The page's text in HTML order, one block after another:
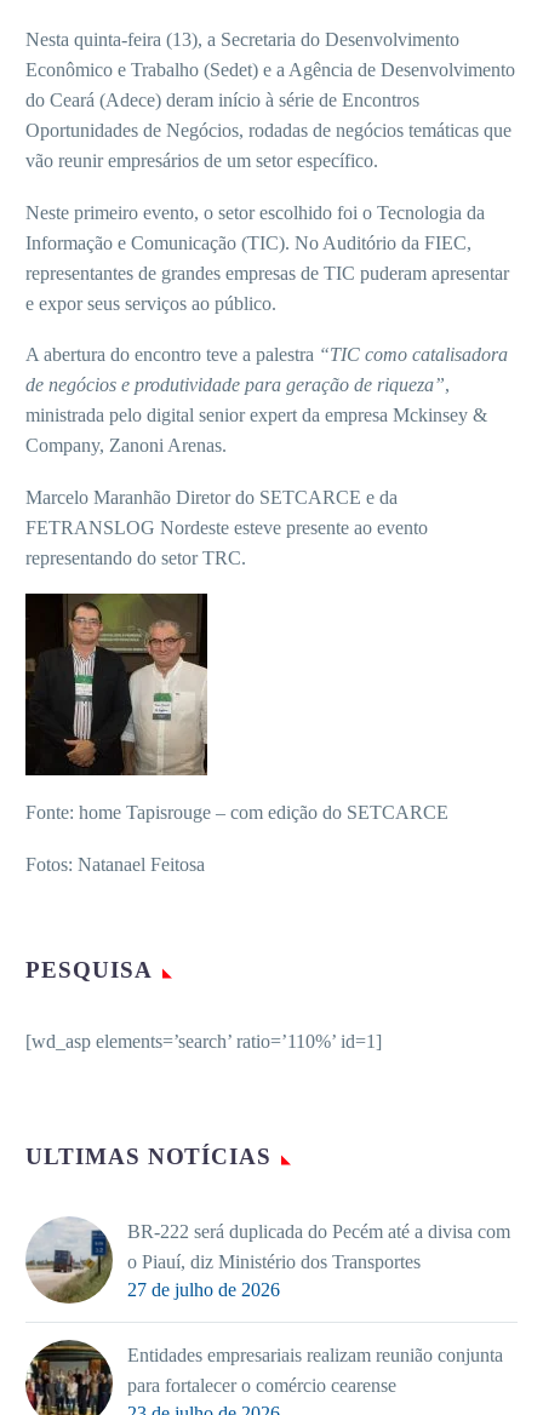
Nesta quinta-feira (13), a Secretaria do Desenvolvimento
Econômico e Trabalho (Sedet) e a Agência de Desenvolvimento
do Ceará (Adece) deram início à série de Encontros
Oportunidades de Negócios, rodadas de negócios temáticas que
vão reunir empresários de um setor específico.
Neste primeiro evento, o setor escolhido foi o Tecnologia da
Informação e Comunicação (TIC). No Auditório da FIEC,
representantes de grandes empresas de TIC puderam apresentar
e expor seus serviços ao público.
A abertura do encontro teve a palestra “TIC como catalisadora
de negócios e produtividade para geração de riqueza”,
ministrada pelo digital senior expert da empresa Mckinsey &
Company, Zanoni Arenas.
Marcelo Maranhão Diretor do SETCARCE e da
FETRANSLOG Nordeste esteve presente ao evento
representando do setor TRC.
Fonte: home Tapisrouge – com edição do SETCARCE
Fotos: Natanael Feitosa
PESQUISA
[wd_asp elements=’search’ ratio=’110%’ id=1]
ULTIMAS NOTÍCIAS
BR-222 será duplicada do Pecém até a divisa com
o Piauí, diz Ministério dos Transportes
27 de julho de 2026
Entidades empresariais realizam reunião conjunta
para fortalecer o comércio cearense